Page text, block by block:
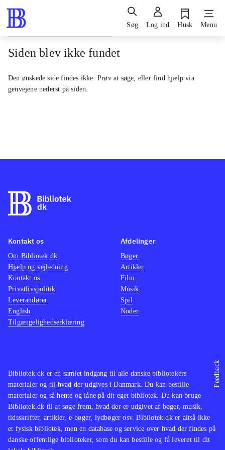
Søg Log ind Husk Menu
Siden blev ikke fundet
Den ønskede side findes ikke. Prøv at søge, eller find hjælp via
genvejene nederst på siden.
Feedback
Bibliotek.dk er en samlet indgang til alle danske bibliotekers
materialer og til hvad der udgives i Danmark. Du kan bestille
materialer og så hente og låne på dit eget bibliotek. Du kan bruge
Bibliotek.dk til at søge frem, hvad der er udgivet af bøger, musik,
tidsskrifter, artikler, e-bøger, lydbøger osv. Bibliotek.dk er altså ikke
et fysisk bibliotek, men en database og service over hvad der findes på
danske offentlige biblioteker, som du kan bestille og få leveret til dit
Kontakt os
Om Bibliotek.dk
Hjælp og vejledning
Kontakt os
Privatlivspolitik
Leverandører
English
Tilgængelighedserklæring
Afdelinger
Bøger
Artikler
Film
Musik
Spil
Noder